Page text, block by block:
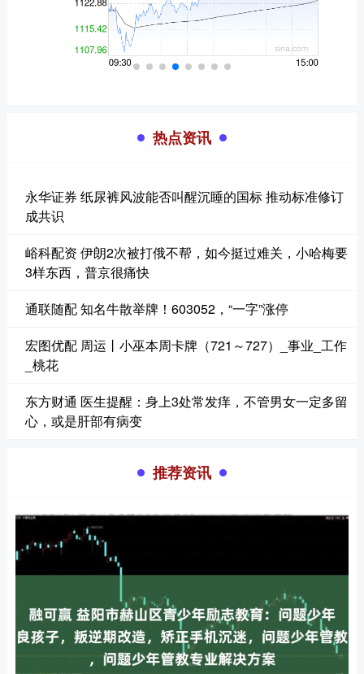
热点资讯
永华证券 纸尿裤风波能否叫醒沉睡的国标 推动标准修订
成共识
峪科配资 伊朗2次被打俄不帮，如今挺过难关，小哈梅要
3样东西，普京很痛快
通联随配 知名牛散举牌！603052，“一字”涨停
宏图优配 周运丨小巫本周卡牌（721～727）_事业_工作
_桃花
东方财通 医生提醒：身上3处常发痒，不管男女一定多留
心，或是肝部有病变
推荐资讯